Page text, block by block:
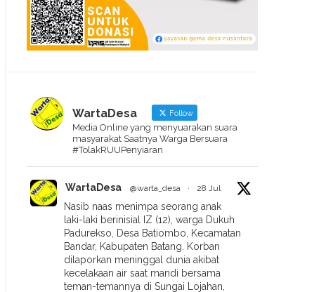
WartaDesa Follow
Media Online yang menyuarakan suara
masyarakat Saatnya Warga Bersuara
#TolakRUUPenyiaran
WartaDesa @warta_desa · 28 Jul
Nasib naas menimpa seorang anak
laki-laki berinisial IZ (12), warga Dukuh
Padurekso, Desa Batiombo, Kecamatan
Bandar, Kabupaten Batang. Korban
dilaporkan meninggal dunia akibat
kecelakaan air saat mandi bersama
teman-temannya di Sungai Lojahan,